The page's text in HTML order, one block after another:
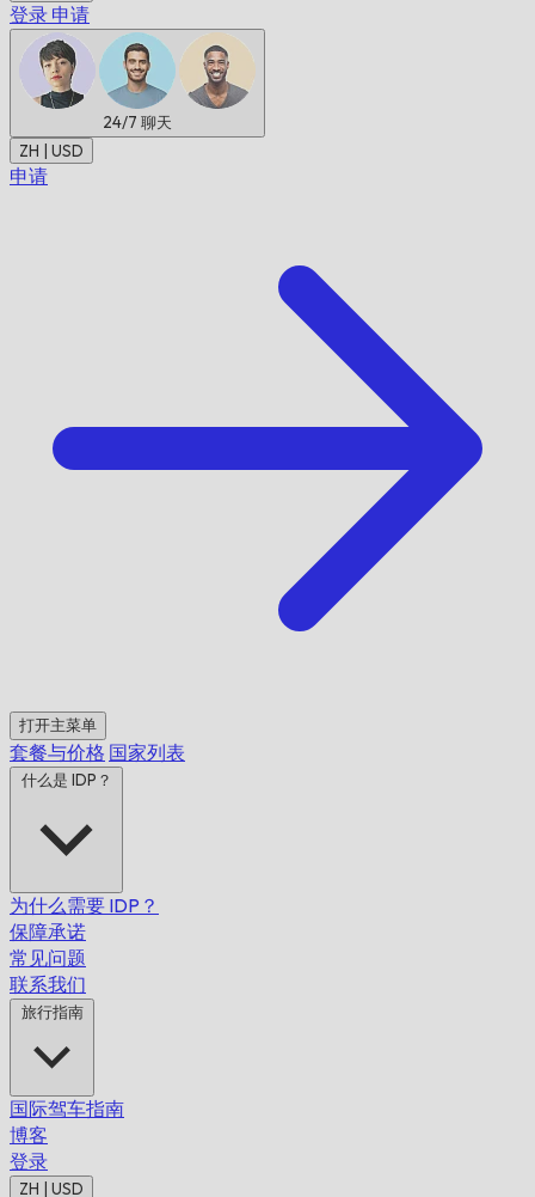
登录 申请
24/7 聊天
ZH | USD
申请
打开主菜单
套餐与价格 国家列表
什么是 IDP？
为什么需要 IDP？
保障承诺
常见问题
联系我们
旅行指南
国际驾车指南
博客
登录
ZH | USD